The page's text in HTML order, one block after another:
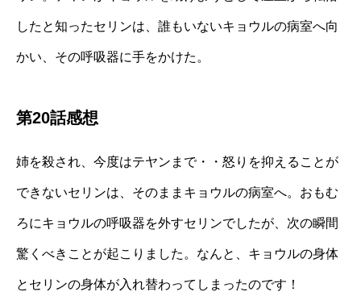
したと知ったセリンは、誰もいないキョウルの病室へ向
かい、その呼吸器に手をかけた。
第20話感想
姉を殺され、今度はテヤンまで・・怒りを抑えることが
できないセリンは、そのままキョウルの病室へ。おもむ
ろにキョウルの呼吸器を外すセリンでしたが、次の瞬間
驚くべきことが起こりました。なんと、キョウルの身体
とセリンの身体が入れ替わってしまったのです！